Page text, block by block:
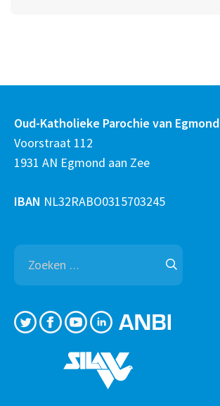
Oud-Katholieke Parochie van Egmond
Voorstraat 112
1931 AN Egmond aan Zee
IBAN NL32RABO0315703245
Zoeken
naar: